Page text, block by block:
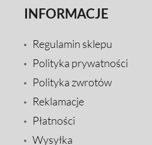
INFORMACJE
Regulamin sklepu
Polityka prywatności
Polityka zwrotów
Reklamacje
Płatności
Wysyłka